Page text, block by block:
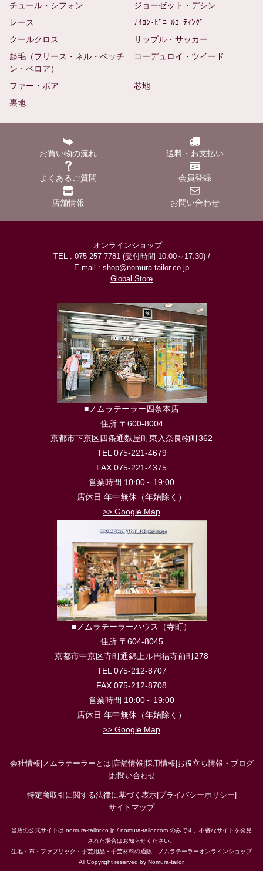
チュール・シフォン
ジョーゼット・デシン
レース
ﾅｲﾛﾝ･ﾋﾞﾆｰﾙｺｰﾃｨﾝｸﾞ
クールクロス
リップル・サッカー
起毛（フリース・ネル・ベッチ
ン・ベロア）
コーデュロイ・ツイード
ファー・ボア
芯地
裏地
お買い物の流れ 送料・お支払い
よくあるご質問 会員登録
店舗情報 お問い合わせ
オンラインショップ
TEL : 075-257-7781 (受付時間 10:00～17:30) /
E-mail : shop@nomura-tailor.co.jp
Global Store
■ノムラテーラー四条本店
住所 〒600-8004
京都市下京区四条通麩屋町東入奈良物町362
TEL 075-221-4679
FAX 075-221-4375
営業時間 10:00～19:00
店休日 年中無休（年始除く）
>> Google Map
■ノムラテーラーハウス（寺町）
住所 〒604-8045
京都市中京区寺町通錦上ル円福寺前町278
TEL 075-212-8707
FAX 075-212-8708
営業時間 10:00～19:00
店休日 年中無休（年始除く）
>> Google Map
会社情報 ノムラテーラーとは 店舗情報 採用情報 お役立ち情報・ブログ
お問い合わせ
特定商取引に関する法律に基づく表示| プライバシーポリシー
サイトマップ
当店の公式サイトは nomura-tailor.co.jp / nomura-tailor.com のみです。不審なサイトを発見
された場合はお知らせください。
生地・布・ファブリック・手芸用品・手芸材料の通販 ノムラテーラーオンラインショップ
All Copyright reserved by Nomura-tailor.